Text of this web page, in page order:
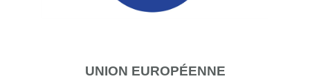
UNION EUROPÉENNE